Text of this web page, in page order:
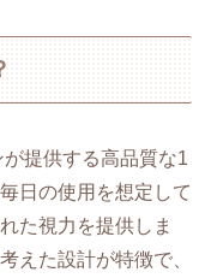
提供する高品質な1
日の使用を想定して
た視力を提供しま
えた設計が特徴で、